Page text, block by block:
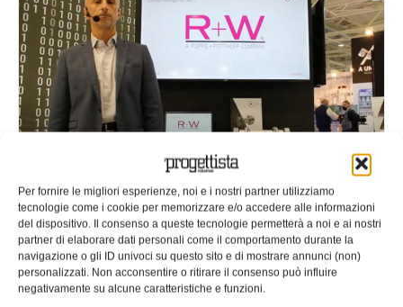
Per fornire le migliori esperienze, noi e i nostri partner utilizziamo
tecnologie come i cookie per memorizzare e/o accedere alle informazioni
del dispositivo. Il consenso a queste tecnologie permetterà a noi e ai nostri
partner di elaborare dati personali come il comportamento durante la
navigazione o gli ID univoci su questo sito e di mostrare annunci (non)
personalizzati. Non acconsentire o ritirare il consenso può influire
negativamente su alcune caratteristiche e funzioni.
R+W: bilancio del 2021 e
prospettive per il 2022
Bilancio del 2021 e prospettive per il 2022 di R+W: ne
abbiamo parlato con Davide Fusari, direttore della filiale
italiana.
Novello Brunoro 13/12/2021